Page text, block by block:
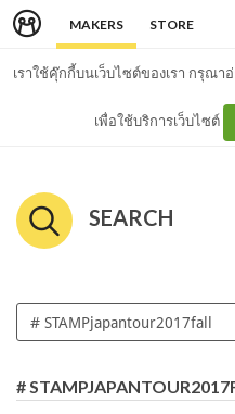
MAKERS STORE
เราใช้คุ๊กกี้บนเว็บไซต์ของเรา กรุณา
เพื่อใช้บริการเว็บไซต์
SEARCH
#